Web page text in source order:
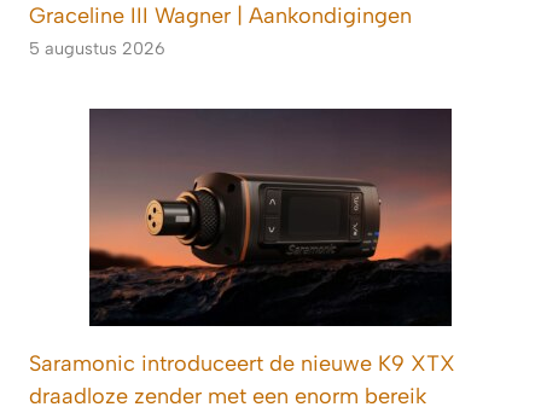
Graceline III Wagner | Aankondigingen
5 augustus 2026
Saramonic introduceert de nieuwe K9 XTX
draadloze zender met een enorm bereik